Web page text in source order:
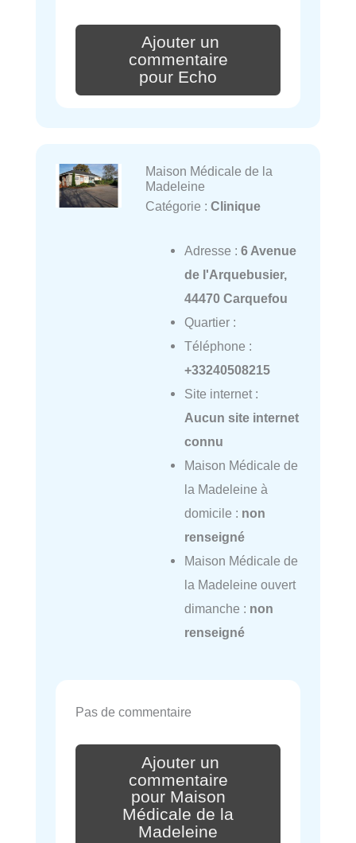
Ajouter un
commentaire
pour Echo
Maison Médicale de la
Madeleine
Catégorie : Clinique
Adresse : 6 Avenue
de l'Arquebusier,
44470 Carquefou
Quartier :
Téléphone :
+33240508215
Site internet :
Aucun site internet
connu
Maison Médicale de
la Madeleine à
domicile : non
renseigné
Maison Médicale de
la Madeleine ouvert
dimanche : non
renseigné
Pas de commentaire
Ajouter un
commentaire
pour Maison
Médicale de la
Madeleine